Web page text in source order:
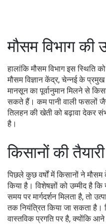
मौसम विभाग की
हालांकि मौसम विभाग इस स्थिति
मौसम विज्ञान केंद्र, चेन्नई के
मानसून का पूर्वानुमान मिलने से
सकते हैं। कम पानी वाली फसलों
तिलहन की खेती को बढ़ावा देकर
है।
किसानों की तैयारी
पिछले कुछ वर्षों में किसानों ने
किया है। विशेषज्ञों को उम्मीद है
समय पर मार्गदर्शन मिलता है, तो
तक नियंत्रित किया जा सकता
वास्तविक प्रगति पर है, क्योंकि